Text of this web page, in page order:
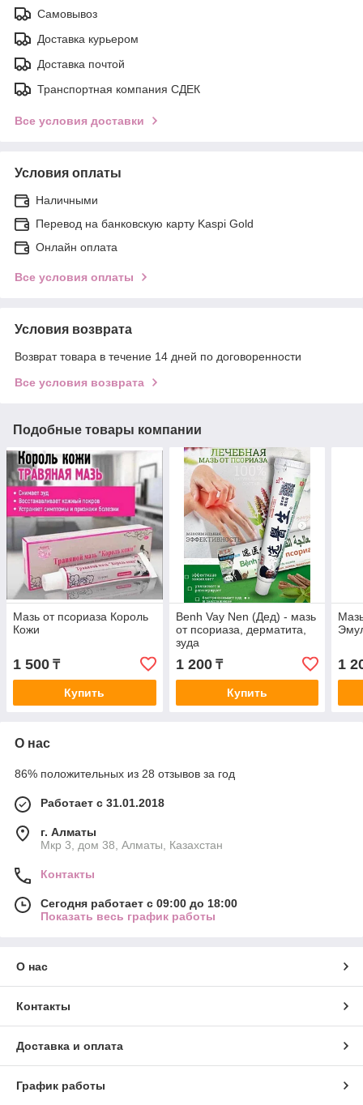
Самовывоз
Доставка курьером
Доставка почтой
Транспортная компания СДЕК
Все условия доставки
Условия оплаты
Наличными
Перевод на банковскую карту Kaspi Gold
Онлайн оплата
Все условия оплаты
Условия возврата
Возврат товара в течение 14 дней по договоренности
Все условия возврата
Подобные товары компании
Мазь от псориаза Король
Кожи
1 500 ₸
Купить
Benh Vay Nen (Дед) - мазь
от псориаза, дерматита,
зуда
1 200₸
Купить
1
О нас
86% положительных из 28 отзывов за год
Работает с 31.01.2018
г. Алматы
Мкр 3, дом 38, Алматы, Казахстан
Контакты
Сегодня работает с 09:00 до 18:00
Показать весь график работы
О нас
Контакты
Доставка и оплата
График работы